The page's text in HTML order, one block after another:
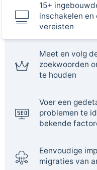
15+
inschakelen
vereisten
Meet en volg
zoekwoorden
te houden
Voer een
problemen te
bekende
Eenvoudige
migraties van